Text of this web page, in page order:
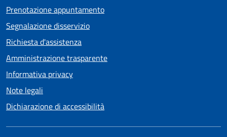
Prenotazione appuntamento
Segnalazione disservizio
Richiesta d'assistenza
Amministrazione trasparente
Informativa privacy
Note legali
Dichiarazione di accessibilità